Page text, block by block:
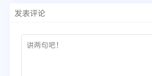
发表评论